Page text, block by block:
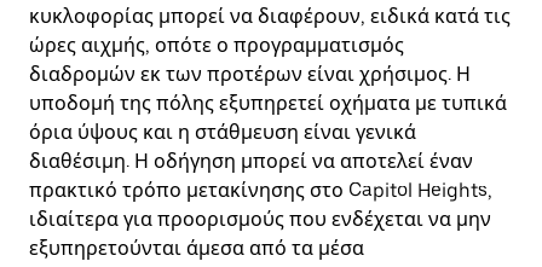
κυκλοφορίας μπορεί να διαφέρουν, ειδικά κατά τις
ώρες αιχμής, οπότε ο προγραμματισμός
διαδρομών εκ των προτέρων είναι χρήσιμος. Η
υποδομή της πόλης εξυπηρετεί οχήματα με τυπικά
όρια ύψους και η στάθμευση είναι γενικά
διαθέσιμη. Η οδήγηση μπορεί να αποτελεί έναν
πρακτικό τρόπο μετακίνησης στο Capitol Heights,
ιδιαίτερα για προορισμούς που ενδέχεται να μην
εξυπηρετούνται άμεσα από τα μέσα